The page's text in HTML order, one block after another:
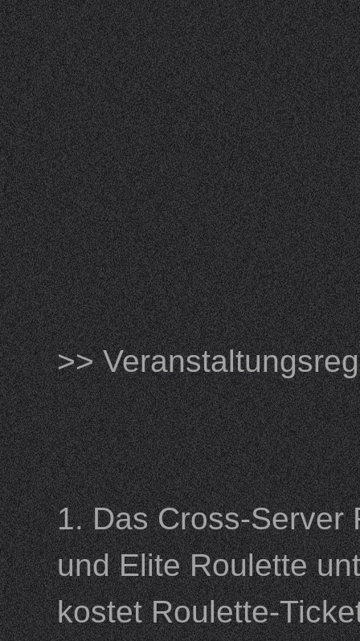
>>
1. Das Cross-Server
und Elite Roulette
kostet Roulette-